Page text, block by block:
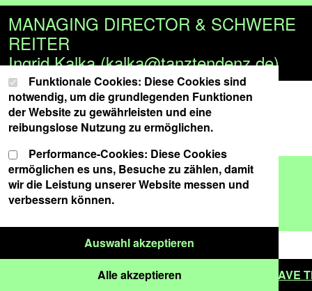
5 years new venue schwere reiter | click here SAVE
MANAGING DIRECTOR & SCHWERE
REITER
Ingrid Kalka (kalka@tanztendenz.de)
ASSISTANT & STUDIO BOOKING
Carina Böhm
(termine@tanztendenz.de)
ARCHIVE
Sofia Muñoz Carneiro
Cookie-Einstellungen
Wählen Sie Ihre Cookie-Präferenzen für diese Website.
Funktionale Cookies: Diese Cookies sind
notwendig, um die grundlegenden Funktionen
der Website zu gewährleisten und eine
reibungslose Nutzung zu ermöglichen.
Performance-Cookies: Diese Cookies
ermöglichen es uns, Besuche zu zählen, damit
wir die Leistung unserer Website messen und
verbessern können.
Auswahl akzeptieren
Alle akzeptierenAlle Cookies akzeptieren